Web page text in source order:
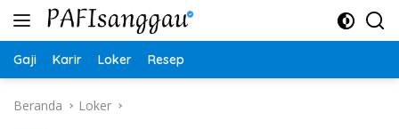
Langsung
Gaji Karir Loker Resep
Beranda Loker